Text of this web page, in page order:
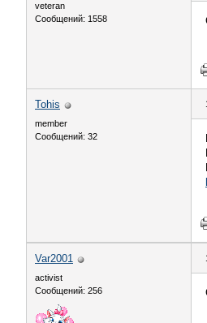
veteran
Сообщений: 1558
Tohis
member
Сообщений: 32
Var2001
activist
Сообщений: 256